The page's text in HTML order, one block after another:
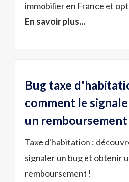
immobilier en France et
En savoir plus...
Bug taxe
comment le
un remboursement
Taxe d'habitation :
signaler un bug et obtenir
remboursement !